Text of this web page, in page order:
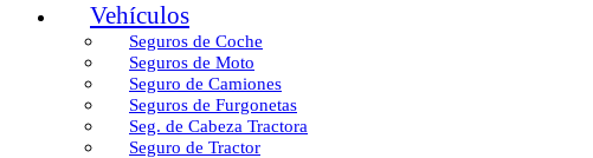
Vehículos
Seguros de Coche
Seguros de Moto
Seguro de Camiones
Seguros de Furgonetas
Seg. de Cabeza Tractora
Seguro de Tractor